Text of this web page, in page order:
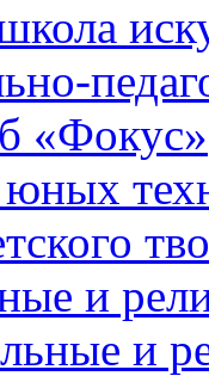
«Фокус»
и
и